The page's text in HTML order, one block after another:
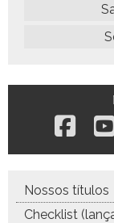
Nossos títulos
Checklist